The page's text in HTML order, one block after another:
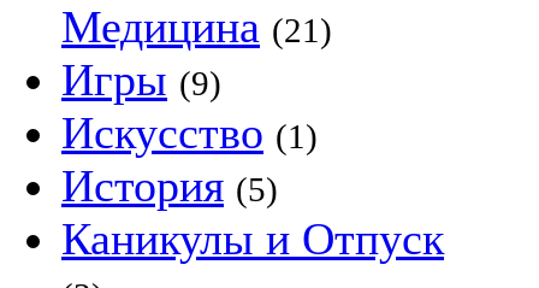
Медицина (21)
Игры (9)
Искусство (1)
История (5)
Каникулы и Отпуск